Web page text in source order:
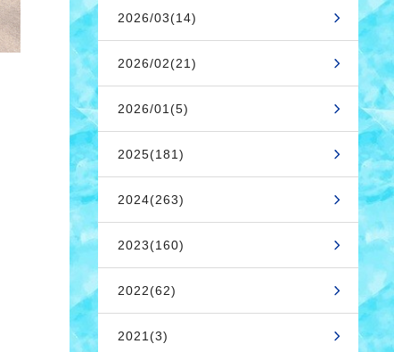
2026/03(14)
2026/02(21)
2026/01(5)
2025(181)
2024(263)
2023(160)
2022(62)
2021(3)